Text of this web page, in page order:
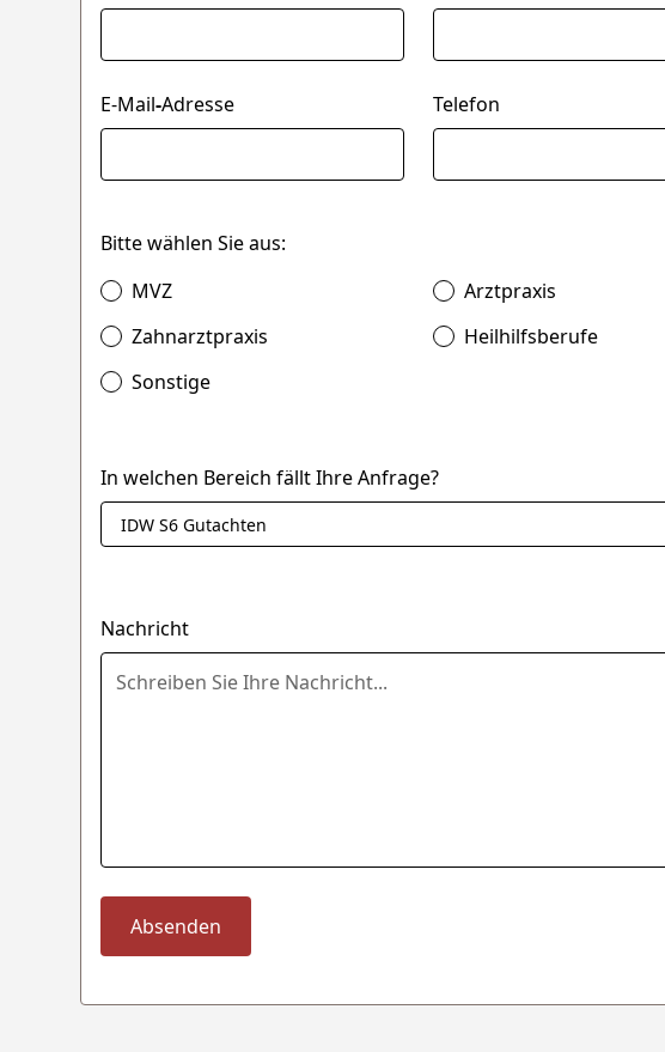
E-Mail-Adresse Telefon
Bitte wählen Sie aus:
MVZ
Arztpraxis
Zahnarztpraxis
Heilhilfsberufe
Sonstige
In welchen Bereich fällt Ihre Anfrage?
Nachricht